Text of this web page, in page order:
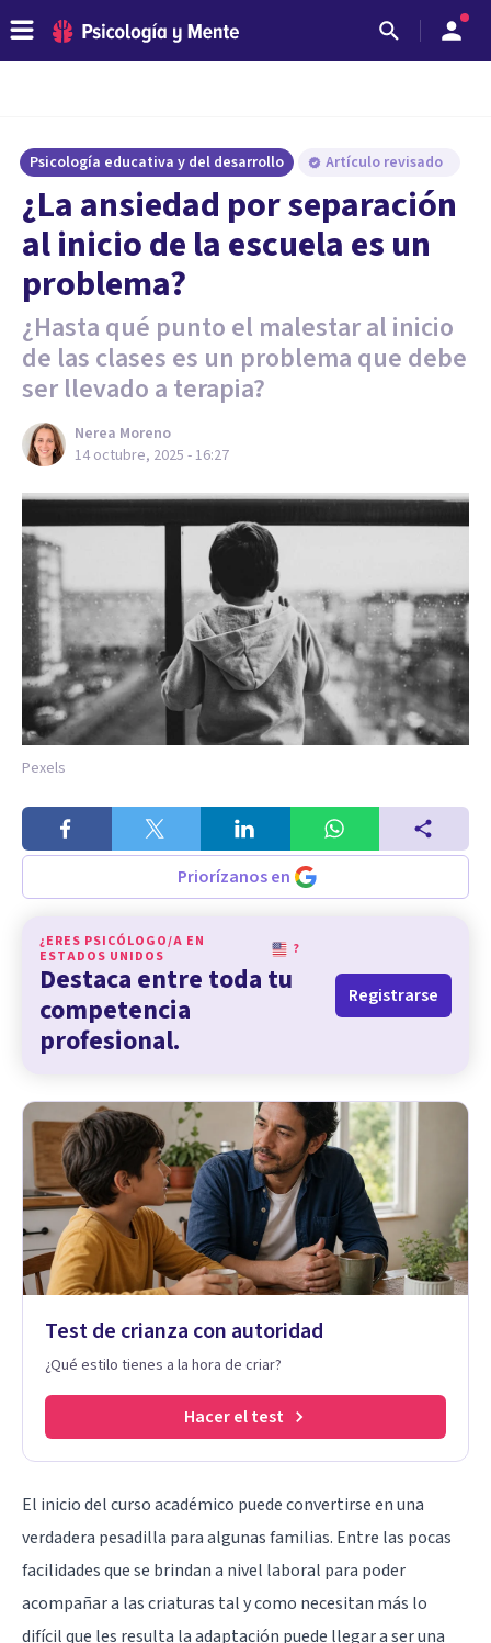
Psicología educativa y del desarrollo Artículo revisado
¿La ansiedad por separación
al inicio de la escuela es un
problema?
¿Hasta qué punto el malestar al inicio
de las clases es un problema que debe
ser llevado a terapia?
Nerea Moreno
14 octubre, 2025 - 16:27
Pexels
Priorízanos en
¿ERES PSICÓLOGO/A EN
ESTADOS UNIDOS
?
Destaca entre toda tu
competencia
profesional.
Registrarse
Test de crianza con autoridad
¿Qué estilo tienes a la hora de criar?
Hacer el test
El inicio del curso académico puede convertirse en una
verdadera pesadilla para algunas familias. Entre las pocas
facilidades que se brindan a nivel laboral para poder
acompañar a las criaturas tal y como necesitan más lo
difícil que les resulta la adaptación puede llegar a ser una